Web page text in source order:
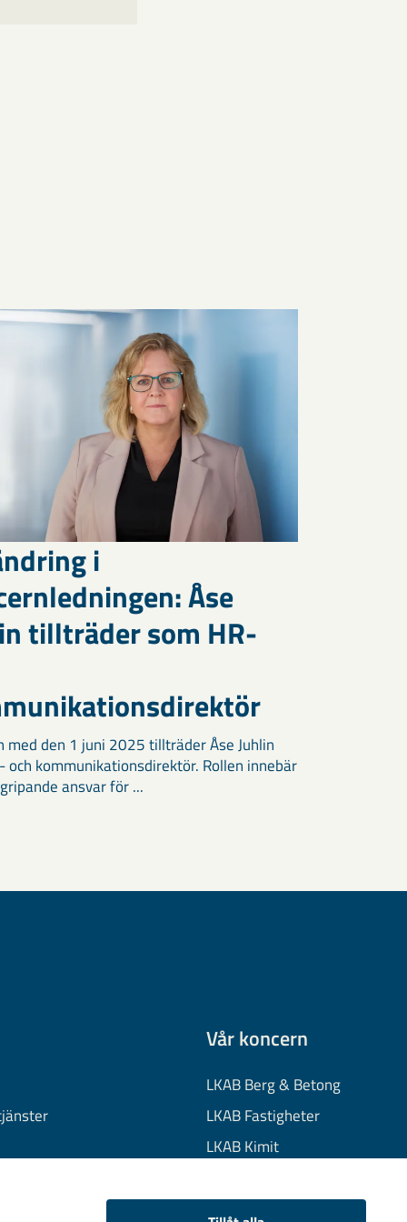
i
Åse
tillträder som HR-
med den 1 juni 2025 tillträder Åse Juhlin
och kommunikationsdirektör. Rollen innebär
ansvar för ...
Vår koncern
LKAB Berg & Betong
LKAB Fastigheter
LKAB Kimit